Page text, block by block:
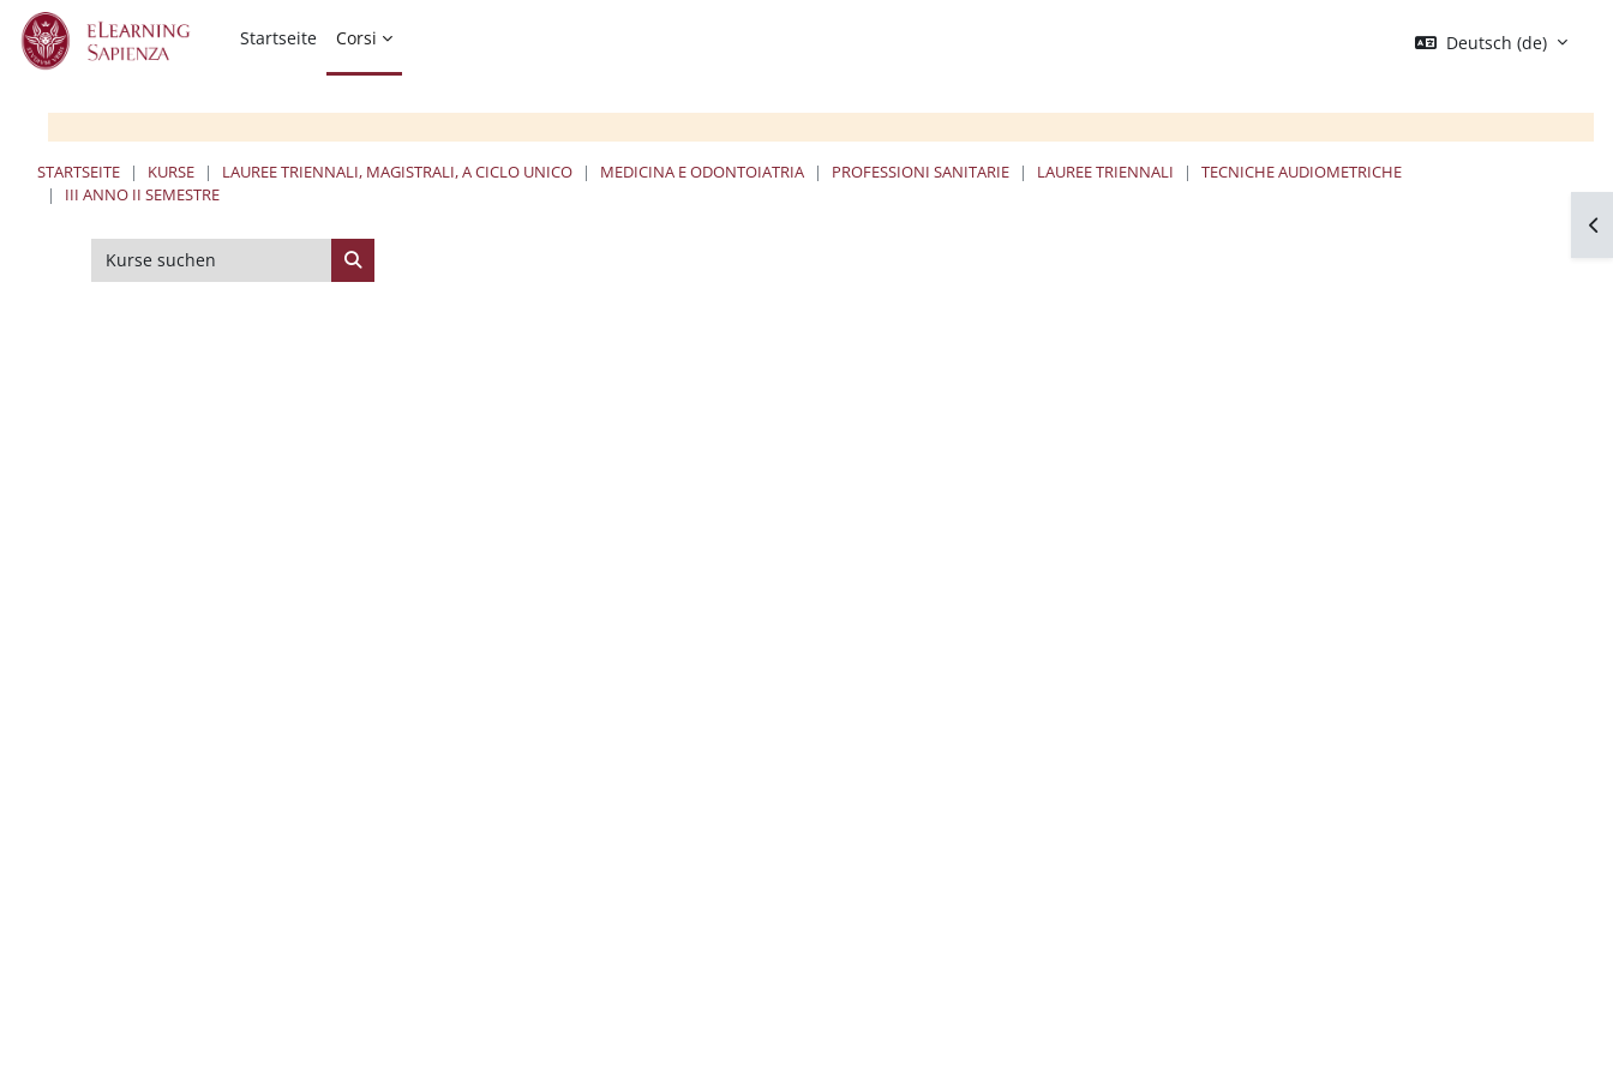
Zum Hauptinhalt
Startseite Corsi Deutsch ‎(de)‎
STARTSEITE KURSE LAUREE TRIENNALI, MAGISTRALI, A CICLO UNICO MEDICINA E ODONTOIATRIA PROFESSIONI SANITARIE LAUREE TRIENNALI
TECNICHE AUDIOMETRICHE
III ANNO II SEMESTRE
Kurse suchen
Kurse suchen